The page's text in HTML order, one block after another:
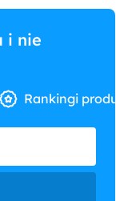
i nie
Rankingi